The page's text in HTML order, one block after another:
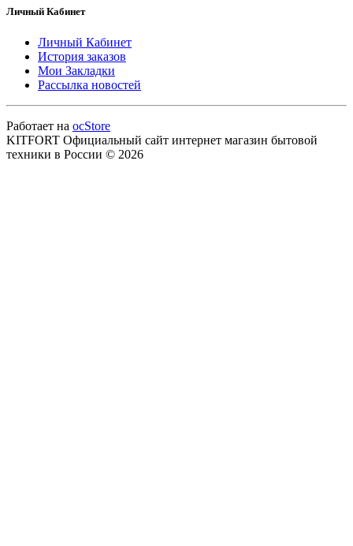
Личный Кабинет
Личный Кабинет
История заказов
Мои Закладки
Рассылка новостей
Работает на ocStore
KITFORT Официальный сайт интернет магазин бытовой
техники в России © 2026